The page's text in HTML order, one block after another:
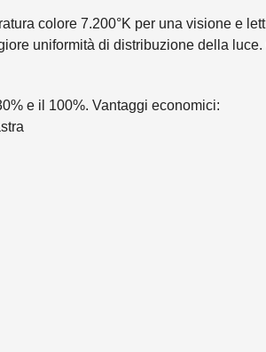
colore 7.200°K per una visione e
uniformità di distribuzione della
e il 100%. Vantaggi economici: